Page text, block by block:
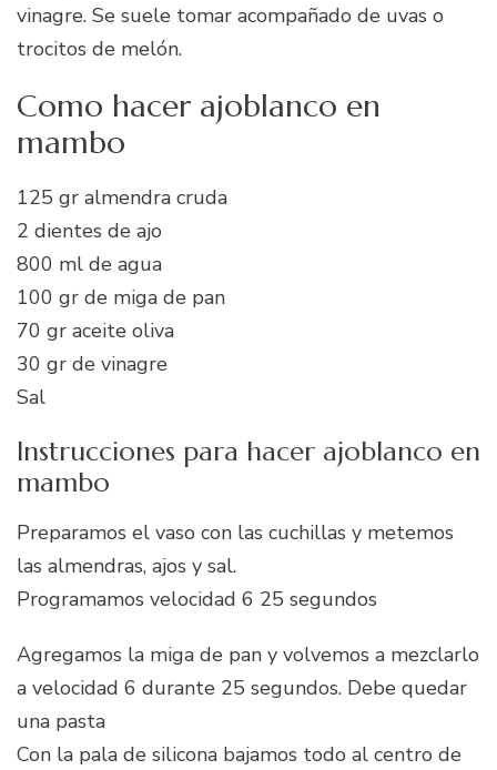
vinagre. Se suele tomar acompañado de uvas o
trocitos de melón.
Como hacer ajoblanco en
mambo
125 gr almendra cruda
2 dientes de ajo
800 ml de agua
100 gr de miga de pan
70 gr aceite oliva
30 gr de vinagre
Sal
Instrucciones para hacer ajoblanco en
mambo
Preparamos el vaso con las cuchillas y metemos
las almendras, ajos y sal.
Programamos velocidad 6 25 segundos
Agregamos la miga de pan y volvemos a mezclarlo
a velocidad 6 durante 25 segundos. Debe quedar
una pasta
Con la pala de silicona bajamos todo al centro de